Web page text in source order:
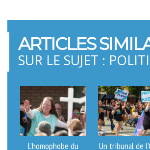
ARTICLES
SUR LE SUJET :
L’homophobe du
Un tribunal de